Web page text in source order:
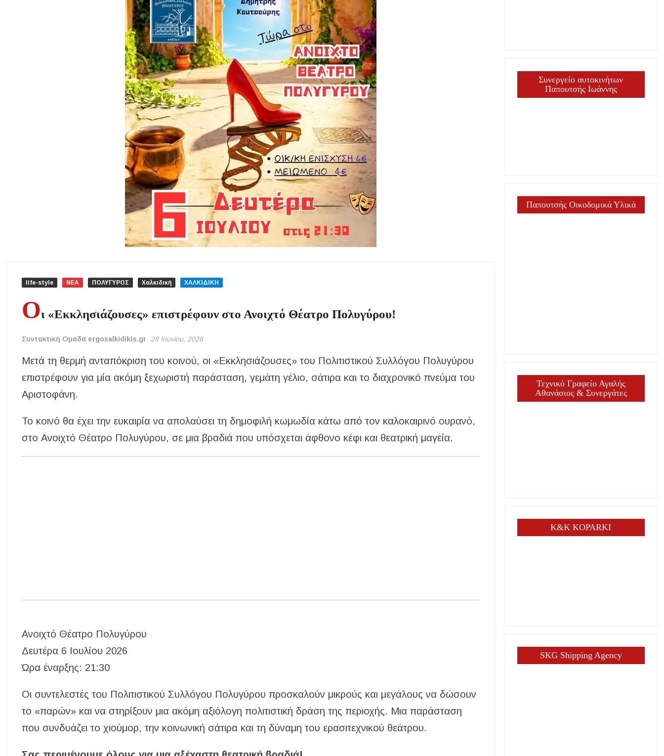
Το πρώτο Puppy Yoga έρχεται στην Χαλκιδική!
Ανοίγουν 40 θέσεις εργασίας στον Δήμο Αριστοτέλη – Ποιες ειδικότητες ζητούνται
Χαλκιδική: Συνελήφθη 46χρονος επειδή επέτρεψε στον ανήλικο γιο του να οδηγήσει τζετ σκι
Η γενιά των 45+ επιστρέφει στα μπαρ: Το νέο κοινό που γεμίζει τις πίστες πριν τις 8 το βράδυ
Βαριές καμπάνες για ιδιοκτήτες σκύλων χωρίς λουρί – Πρόστιμα 300 ευρώ
Έως 500€ τον μήνα για τη φροντίδα βρεφών: Ποιοι γονείς μπορούν να λάβουν voucher από τη δράση «Νταντάδες της Γειτονιάς»
life-style ΝΕΑ ΠΟΛΥΓΥΡΟΣ Χαλκιδική ΧΑΛΚΙΔΙΚΗ
Οι «Εκκλησιάζουσες» επιστρέφουν στο Ανοιχτό Θέατρο Πολυγύρου!
Συντακτική Ομάδα ergoxalkidikis.gr 28 Ιουνίου, 2026
Μετά τη θερμή ανταπόκριση του κοινού, οι «Εκκλησιάζουσες» του Πολιτιστικού Συλλόγου Πολυγύρου
επιστρέφουν για μία ακόμη ξεχωριστή παράσταση, γεμάτη γέλιο, σάτιρα και το διαχρονικό πνεύμα του
Αριστοφάνη.
Το κοινό θα έχει την ευκαιρία να απολαύσει τη δημοφιλή κωμωδία κάτω από τον καλοκαιρινό ουρανό,
στο Ανοιχτό Θέατρο Πολυγύρου, σε μια βραδιά που υπόσχεται άφθονο κέφι και θεατρική μαγεία.
Ανοιχτό Θέατρο Πολυγύρου
Δευτέρα 6 Ιουλίου 2026
Ώρα έναρξης: 21:30
Οι συντελεστές του Πολιτιστικού Συλλόγου Πολυγύρου προσκαλούν μικρούς και μεγάλους να δώσουν
το «παρών» και να στηρίξουν μια ακόμη αξιόλογη πολιτιστική δράση της περιοχής. Μια παράσταση
που συνδυάζει το χιούμορ, την κοινωνική σάτιρα και τη δύναμη του ερασιτεχνικού θεάτρου.
Συνεργείο αυτοκινήτων
Παπουτσής Ιωάννης
Παπουτσής Οικοδομικά Υλικά
Τεχνικό Γραφείο Αγαλής
Αθανάσιος & Συνεργάτες
K&K KOPARKI
SKG Shipping Agency